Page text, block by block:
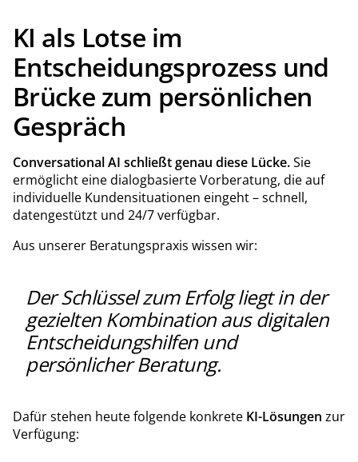
KI als Lotse im
Entscheidungsprozess und
Brücke zum persönlichen
Gespräch
Conversational AI schließt genau diese Lücke.Sie
ermöglicht eine dialogbasierte Vorberatung, die auf
individuelle Kundensituationen eingeht – schnell,
datengestützt und 24/7 verfügbar.
Aus unserer Beratungspraxis wissen wir:
Der Schlüssel zum Erfolg liegt in der
gezielten Kombination aus digitalen
Entscheidungshilfen und
persönlicher Beratung.
Dafür stehen heute folgende konkrete KI-Lösungen zur
Verfügung: